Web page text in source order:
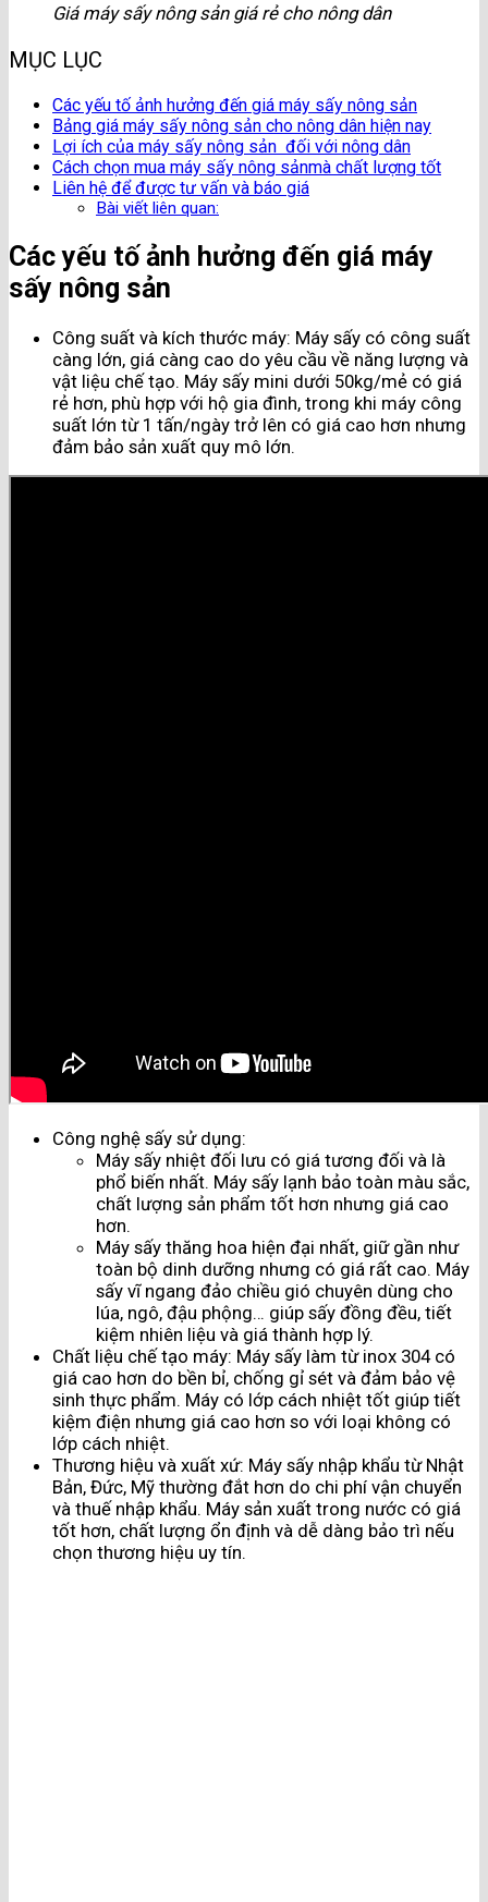
Giá máy sấy nông sản giá rẻ cho nông dân
MỤC LỤC
Các yếu tố ảnh hưởng đến giá máy sấy nông sản
Bảng giá máy sấy nông sản cho nông dân hiện nay
Lợi ích của máy sấy nông sản đối với nông dân
Cách chọn mua máy sấy nông sảnmà chất lượng tốt
Liên hệ để được tư vấn và báo giá
Bài viết liên quan:
Các yếu tố ảnh hưởng đến giá máy
sấy nông sản
Công suất và kích thước máy: Máy sấy có công suất
càng lớn, giá càng cao do yêu cầu về năng lượng và
vật liệu chế tạo. Máy sấy mini dưới 50kg/mẻ có giá
rẻ hơn, phù hợp với hộ gia đình, trong khi máy công
suất lớn từ 1 tấn/ngày trở lên có giá cao hơn nhưng
đảm bảo sản xuất quy mô lớn.
Công nghệ sấy sử dụng:
Máy sấy nhiệt đối lưu có giá tương đối và là
phổ biến nhất. Máy sấy lạnh bảo toàn màu sắc,
chất lượng sản phẩm tốt hơn nhưng giá cao
hơn.
Máy sấy thăng hoa hiện đại nhất, giữ gần như
toàn bộ dinh dưỡng nhưng có giá rất cao. Máy
sấy vĩ ngang đảo chiều gió chuyên dùng cho
lúa, ngô, đậu phộng… giúp sấy đồng đều, tiết
kiệm nhiên liệu và giá thành hợp lý.
Chất liệu chế tạo máy: Máy sấy làm từ inox 304 có
giá cao hơn do bền bỉ, chống gỉ sét và đảm bảo vệ
sinh thực phẩm. Máy có lớp cách nhiệt tốt giúp tiết
kiệm điện nhưng giá cao hơn so với loại không có
lớp cách nhiệt.
Thương hiệu và xuất xứ: Máy sấy nhập khẩu từ Nhật
Bản, Đức, Mỹ thường đắt hơn do chi phí vận chuyển
và thuế nhập khẩu. Máy sản xuất trong nước có giá
tốt hơn, chất lượng ổn định và dễ dàng bảo trì nếu
chọn thương hiệu uy tín.